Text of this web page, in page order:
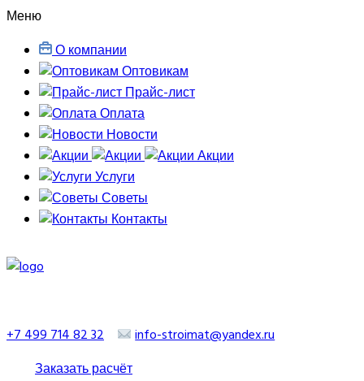
Меню
О компании
Оптовикам
Прайс-лист
Оплата
Новости
Акции
Услуги
Советы
Контакты
+7 499 714 82 32
info-stroimat@yandex.ru
Заказать расчёт